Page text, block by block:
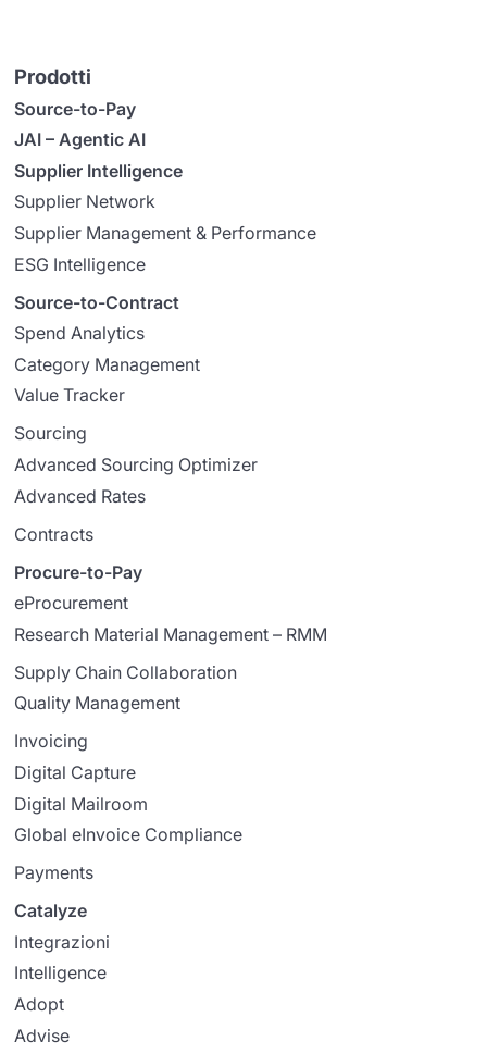
Prodotti
Source-to-Pay
JAI – Agentic AI
Supplier Intelligence
Supplier Network
Supplier Management & Performance
ESG Intelligence
Source-to-Contract
Spend Analytics
Category Management
Value Tracker
Sourcing
Advanced Sourcing Optimizer
Advanced Rates
Contracts
Procure-to-Pay
eProcurement
Research Material Management – RMM
Supply Chain Collaboration
Quality Management
Invoicing
Digital Capture
Digital Mailroom
Global eInvoice Compliance
Payments
Catalyze
Integrazioni
Intelligence
Adopt
Advise